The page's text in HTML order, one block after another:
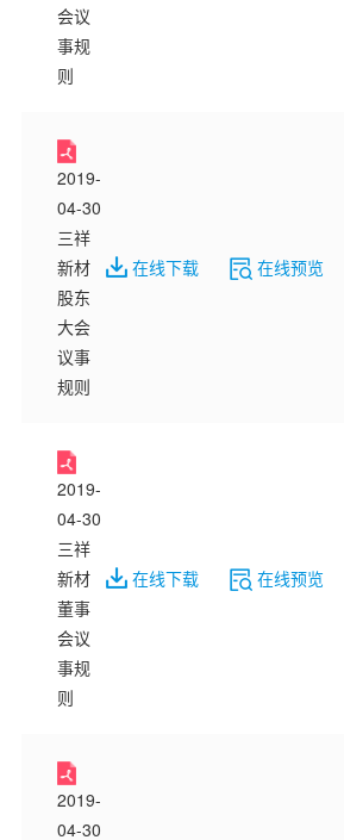
会议
事规
则
2019-
04-30
三祥
新材
股东
大会
议事
规则
在线下载 在线预览
2019-
04-30
三祥
新材
董事
会议
事规
则
在线下载 在线预览
2019-
04-30